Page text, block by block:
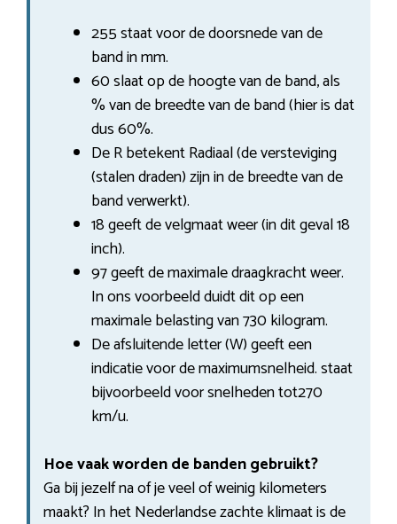
255 staat voor de doorsnede van de
band in mm.
60 slaat op de hoogte van de band, als
% van de breedte van de band (hier is dat
dus 60%.
De R betekent Radiaal (de versteviging
(stalen draden) zijn in de breedte van de
band verwerkt).
18 geeft de velgmaat weer (in dit geval 18
inch).
97 geeft de maximale draagkracht weer.
In ons voorbeeld duidt dit op een
maximale belasting van 730 kilogram.
De afsluitende letter (W) geeft een
indicatie voor de maximumsnelheid. staat
bijvoorbeeld voor snelheden tot270
km/u.
Hoe vaak worden de banden gebruikt?
Ga bij jezelf na of je veel of weinig kilometers
maakt? In het Nederlandse zachte klimaat is de